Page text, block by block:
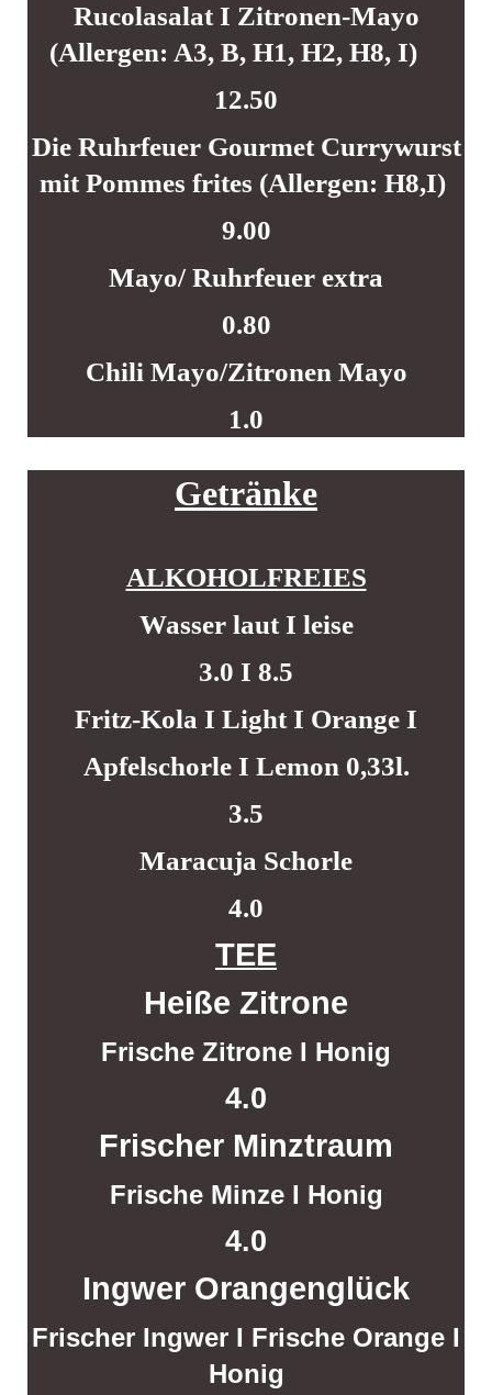
Rucolasalat I Zitronen-Mayo
(Allergen: A3, B, H1, H2, H8, I)
12.50
Die Ruhrfeuer Gourmet Currywurst
mit Pommes frites (Allergen: H8,I)
9.00
Mayo/ Ruhrfeuer extra
0.80
Chili Mayo/Zitronen Mayo
1.0
Getränke
ALKOHOLFREIES
Wasser laut I leise
3.0 I 8.5
Fritz-Kola I Light I Orange I
Apfelschorle I Lemon 0,33l.
3.5
Maracuja Schorle
4.0
TEE
Heiße Zitrone
Frische Zitrone I Honig
4.0
Frischer Minztraum
Frische Minze I Honig
4.0
Ingwer Orangenglück
Frischer Ingwer I Frische Orange I
Honig